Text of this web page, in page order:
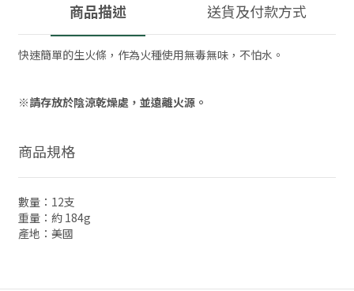
商品描述 送貨及付款方式
快速簡單的生火條，作為火種使用無毒無味，不怕水。
※請存放於陰涼乾燥處，並遠離火源。
商品規格
數量：12支
重量：約 184g
產地：美國